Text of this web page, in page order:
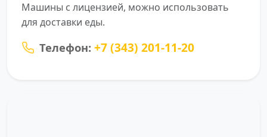
Машины с лицензией, можно использовать
для доставки еды.
Телефон: +7 (343) 201-11-20